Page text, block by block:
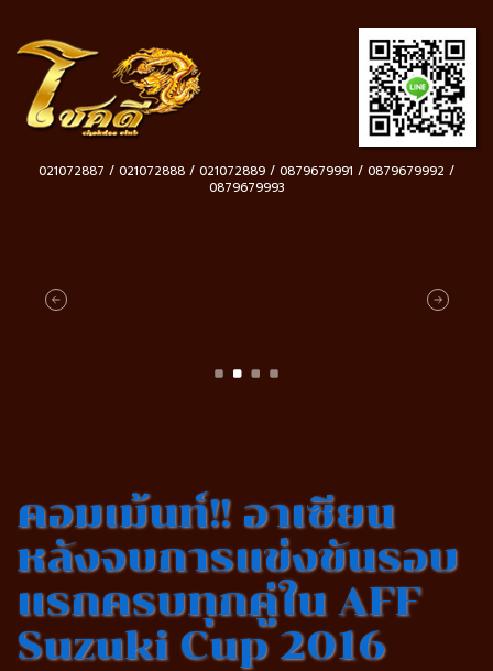
021072887 / 021072888 / 021072889 / 0879679991 / 0879679992 /
0879679993
คอมเม้นท์!! อาเซียน
หลังจบการแข่งขันรอบ
แรกครบทุกคู่ใน AFF
Suzuki Cup 2016